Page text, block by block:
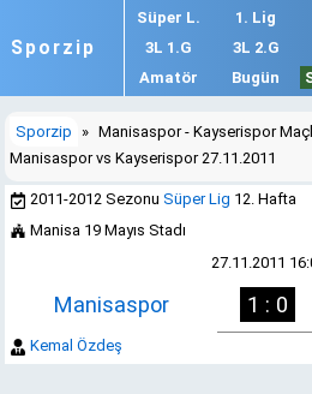
Sporzip
Süper L. 1. Lig
3L 1.G
3L 2.G
Amatör
Bugün
Sporzip » Manisaspor - Kayserispor
Manisaspor vs Kayserispor 27.11.2011
2011-2012 SezonuSüper Lig 12. Hafta
Manisa 19 Mayıs Stadı
27.11.2011
Manisaspor 1 : 0
Kemal Özdeş